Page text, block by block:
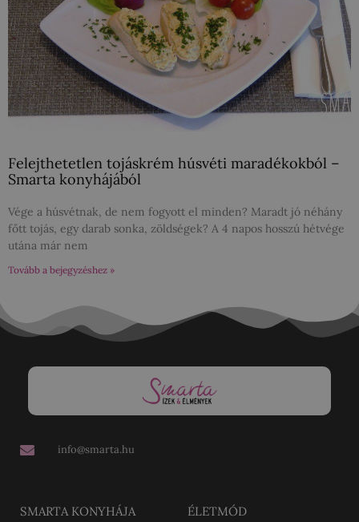
Felejthetetlen tojáskrém húsvéti maradékokból –
Smarta konyhájából
Vége a húsvétnak, de nem fogyott el minden? Maradt jó néhány
főtt tojás, egy darab sonka, zöldségek? A 4 napos hosszú hétvége
utána már nem
Tovább a bejegyzéshez »
info@smarta.hu
SMARTA KONYHÁJA ÉLETMÓD